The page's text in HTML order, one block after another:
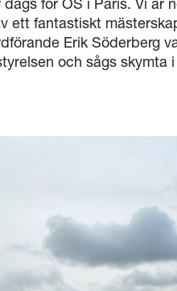
ett fantastiskt
Erik Söderberg
och sågs skymta